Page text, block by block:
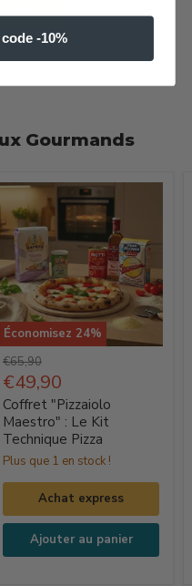
Gourmands
Économisez 24%
Coffret
"Pizzaiolo
Maestro"
Le
Kit
Technique
Pizza
Prix
d'origine
€65,90
Prix
actuel
€49,90
Coffret "Pizzaiolo
Maestro" : Le Kit
Technique Pizza
Plus que 1 en stock !
Achat express
Ajouter au panier
-10%